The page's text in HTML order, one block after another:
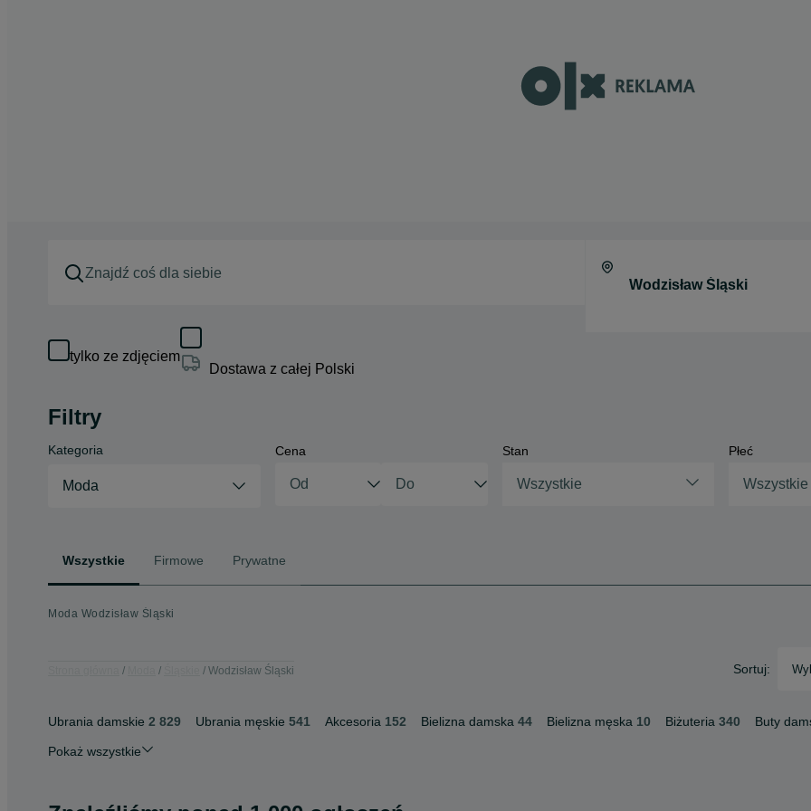
tylko ze zdjęciem
Dostawa z całej Polski
Filtry
Kategoria
Moda
Cena Stan
Wszystkie
Płeć
Wszystkie
Wszystkie Firmowe Prywatne
Moda Wodzisław Śląski
Wodzisław Śląski Sortuj:
Ubrania damskie 2 829 Ubrania męskie 541 Akcesoria 152 Bielizna damska 44 Bielizna męska 10 Biżuteria 340 Buty
Pokaż wszystkie